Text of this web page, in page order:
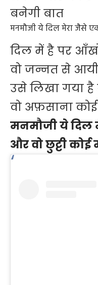
बनेगी बात
मनमौजी ये दिल मेरा जैसे
दिल में है पर
वो जन्नत से
उसे लिखा गया है
वो अफ़साना
मनमौजी ये दिल
और वो छुट्टी